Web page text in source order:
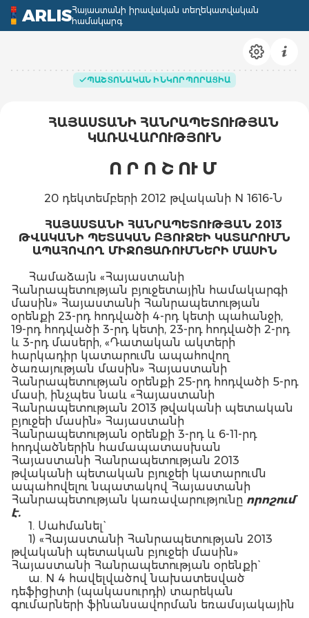
ARLISՀայաստանի իրավական տեղեկատվական
համակարգ
ՊԱՇՏՈՆԱԿԱՆ ԻՆԿՈՐՊՈՐԱՑԻԱ
ՀԱՅԱՍՏԱՆԻ ՀԱՆՐԱՊԵՏՈՒԹՅԱՆ
ԿԱՌԱՎԱՐՈՒԹՅՈՒՆ
Ո Ր Ո Շ ՈՒ Մ
20 դեկտեմբերի 2012 թվականի N 1616-Ն
ՀԱՅԱՍՏԱՆԻ ՀԱՆՐԱՊԵՏՈՒԹՅԱՆ 2013
ԹՎԱԿԱՆԻ ՊԵՏԱԿԱՆ ԲՅՈՒՋԵԻ ԿԱՏԱՐՈՒՄՆ
ԱՊԱՀՈՎՈՂ ՄԻՋՈՑԱՌՈՒՄՆԵՐԻ ՄԱՍԻՆ
Համաձայն «Հայաստանի
Հանրապետության բյուջետային համակարգի
մասին» Հայաստանի Հանրապետության
օրենքի 23-րդ հոդվածի 4-րդ կետի պահանջի,
19-րդ հոդվածի 3-րդ կետի, 23-րդ հոդվածի 2-րդ
և 3-րդ մասերի, «Դատական ակտերի
հարկադիր կատարումն ապահովող
ծառայության մասին» Հայաստանի
Հանրապետության օրենքի 25-րդ հոդվածի 5-րդ
մասի, ինչպես նաև «Հայաստանի
Հանրապետության 2013 թվականի պետական
բյուջեի մասին» Հայաստանի
Հանրապետության օրենքի 3-րդ և 6-11-րդ
հոդվածներին համապատասխան
Հայաստանի Հանրապետության 2013
թվականի պետական բյուջեի կատարումն
ապահովելու նպատակով Հայաստանի
Հանրապետության կառավարությունը որոշում
է.
1. Սահմանել`
1) «Հայաստանի Հանրապետության 2013
թվականի պետական բյուջեի մասին»
Հայաստանի Հանրապետության օրենքի`
ա. N 4 հավելվածով նախատեսված
դեֆիցիտի (պակասուրդի) տարեկան
գումարների ֆինանսավորման եռամսյակային